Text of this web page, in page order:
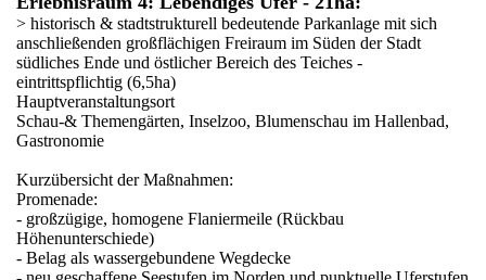
> historisch & stadtstrukturell bedeutende Parkanlage mit sich
anschließenden großflächigen Freiraum im Süden der Stadt
südliches Ende und östlicher Bereich des Teiches -
eintrittspflichtig (6,5ha)
Hauptveranstaltungsort
Schau-& Themengärten, Inselzoo, Blumenschau im Hallenbad,
Gastronomie
Kurzübersicht der Maßnahmen:
Promenade:
- großzügige, homogene Flaniermeile (Rückbau
Höhenunterschiede)
- Belag als wassergebundene Wegdecke